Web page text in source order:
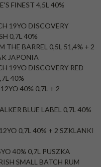
FINEST 4,5L 40%
19YO DISCOVERY
0,7L 40%
THE BARREL 0,5L 51,4% + 2
JAPONIA
19YO DISCOVERY RED
40%
40% 0,7L + 2
BLUE LABEL 0,7L 40%
0,7L 40% + 2 SZKLANKI
40% 0,7L PUSZKA
SMALL BATCH RUM